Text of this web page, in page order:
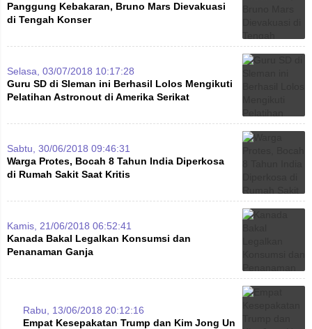
Panggung Kebakaran, Bruno Mars Dievakuasi
di Tengah Konser
Selasa, 03/07/2018 10:17:28
Guru SD di Sleman ini Berhasil Lolos Mengikuti
Pelatihan Astronout di Amerika Serikat
Sabtu, 30/06/2018 09:46:31
Warga Protes, Bocah 8 Tahun India Diperkosa
di Rumah Sakit Saat Kritis
Kamis, 21/06/2018 06:52:41
Kanada Bakal Legalkan Konsumsi dan
Penanaman Ganja
Rabu, 13/06/2018 20:12:16
Empat Kesepakatan Trump dan Kim Jong Un